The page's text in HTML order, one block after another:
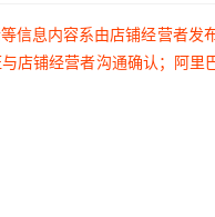
信息内容系由店铺经营者发
店铺经营者沟通确认；阿里